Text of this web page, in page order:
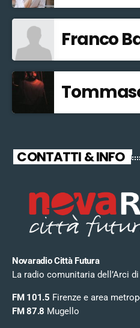
Franco
CONTATTI & INFO
Novaradio Città Futura
La radio comunitaria dell’Arci
FM 101.5 Firenze e area
FM 87.8 Mugello